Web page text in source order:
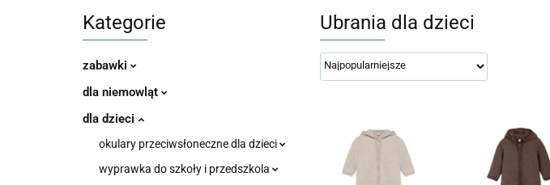
Kategorie
zabawki
dla niemowląt
dla dzieci
okulary przeciwsłoneczne dla dzieci
wyprawka do szkoły i przedszkola
Ubrania dla dzieci